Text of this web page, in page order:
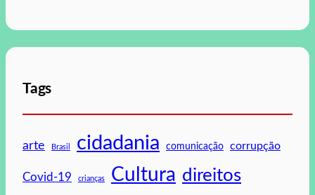
Tags
arte Brasil cidadania comunicação corrupção
Covid-19 crianças Cultura direitos